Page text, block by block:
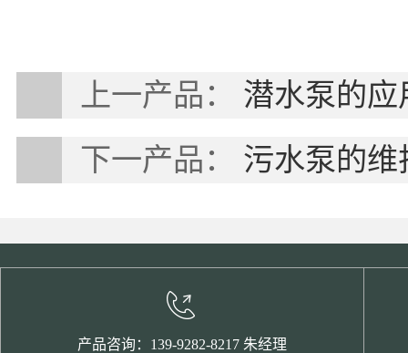
上一产品： 潜水泵的
下一产品： 污水泵的
产品咨询：139-9282-8217 朱经理